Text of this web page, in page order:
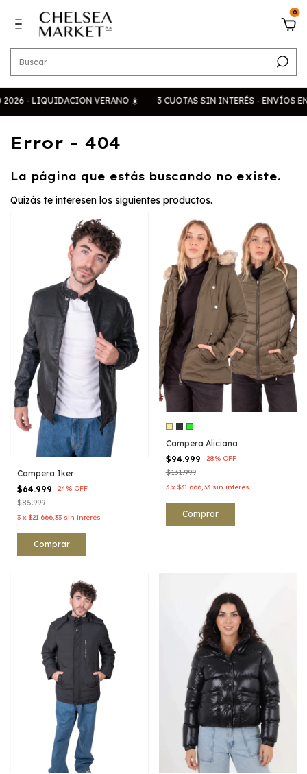
0
- LIQUIDACION VERANO ☀️ 3 CUOTAS SIN INTERÉS - ENVÍOS EN
Error - 404
La página que estás buscando no existe.
Quizás te interesen los siguientes productos.
Campera Iker
$64.999 -24% OFF
$85.999
3 x $21.666,33 sin interés
Comprar
Campera Aliciana
$94.999 -28% OFF
$131.999
3 x $31.666,33 sin interés
Comprar